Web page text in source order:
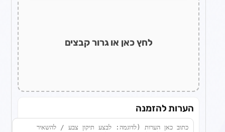
לחץ כאן או גרור קבצים
הערות להזמנה